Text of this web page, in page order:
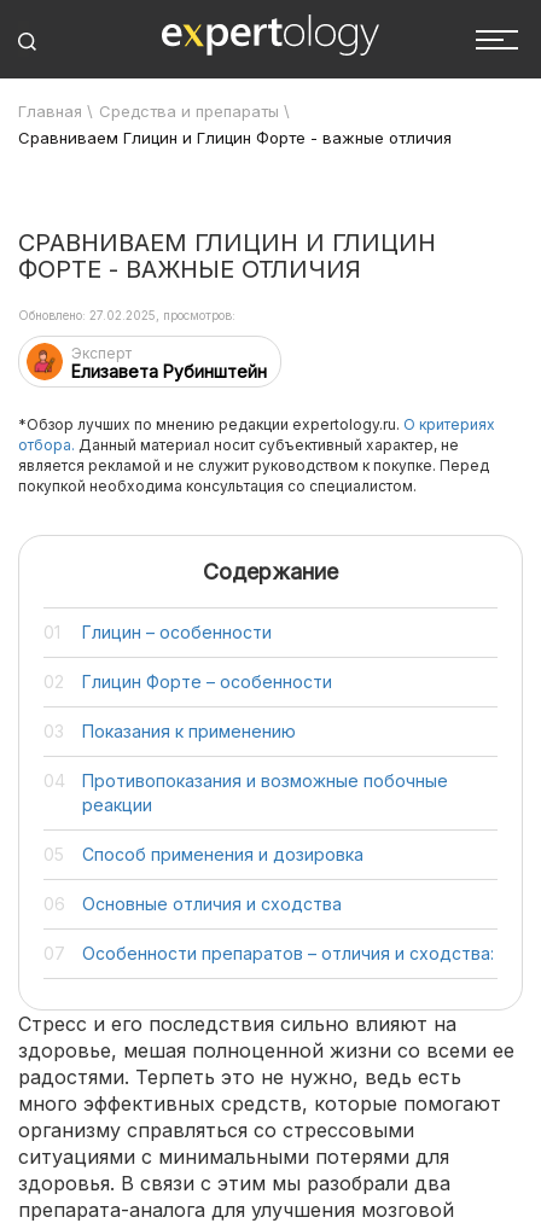
Главная \ Средства и препараты \
Сравниваем Глицин и Глицин Форте - важные отличия
СРАВНИВАЕМ ГЛИЦИН И ГЛИЦИН
ФОРТЕ - ВАЖНЫЕ ОТЛИЧИЯ
Эксперт
Елизавета Рубинштейн
Обновлено: 27.02.2025, просмотров:
*Обзор лучших по мнению редакции expertology.ru. О критериях
отбора. Данный материал носит субъективный характер, не
является рекламой и не служит руководством к покупке. Перед
покупкой необходима консультация со специалистом.
Содержание
Глицин – особенности
Глицин Форте – особенности
Показания к применению
Противопоказания и возможные побочные
реакции
Способ применения и дозировка
Основные отличия и сходства
Особенности препаратов – отличия и сходства:
Стресс и его последствия сильно влияют на
здоровье, мешая полноценной жизни со всеми ее
радостями. Терпеть это не нужно, ведь есть
много эффективных средств, которые помогают
организму справляться со стрессовыми
ситуациями с минимальными потерями для
здоровья. В связи с этим мы разобрали два
препарата-аналога для улучшения мозговой